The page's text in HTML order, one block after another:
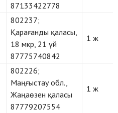
87133422778
802237;
Қарағанды қаласы,
18 мкр, 21 үй
87775740842
1 ж
802226;
Маңғыстау обл.,
Жаңаөзен қаласы
87779207554
1 ж